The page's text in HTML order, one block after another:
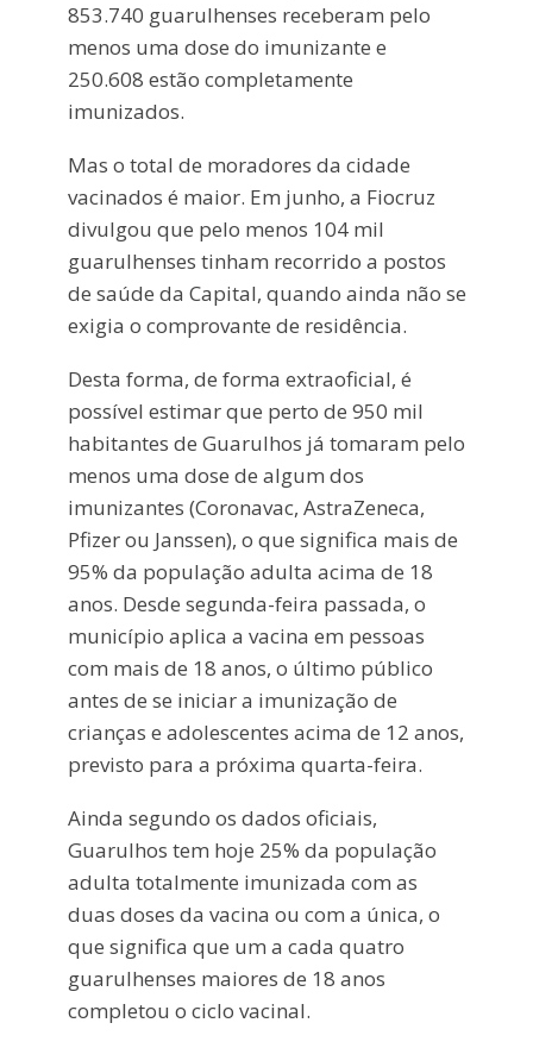
853.740 guarulhenses receberam pelo
menos uma dose do imunizante e
250.608 estão completamente
imunizados.
Mas o total de moradores da cidade
vacinados é maior. Em junho, a Fiocruz
divulgou que pelo menos 104 mil
guarulhenses tinham recorrido a postos
de saúde da Capital, quando ainda não se
exigia o comprovante de residência.
Desta forma, de forma extraoficial, é
possível estimar que perto de 950 mil
habitantes de Guarulhos já tomaram pelo
menos uma dose de algum dos
imunizantes (Coronavac, AstraZeneca,
Pfizer ou Janssen), o que significa mais de
95% da população adulta acima de 18
anos. Desde segunda-feira passada, o
município aplica a vacina em pessoas
com mais de 18 anos, o último público
antes de se iniciar a imunização de
crianças e adolescentes acima de 12 anos,
previsto para a próxima quarta-feira.
Ainda segundo os dados oficiais,
Guarulhos tem hoje 25% da população
adulta totalmente imunizada com as
duas doses da vacina ou com a única, o
que significa que um a cada quatro
guarulhenses maiores de 18 anos
completou o ciclo vacinal.